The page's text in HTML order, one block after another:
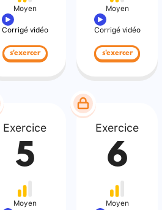
Moyen
Corrigé vidéo
s'exercer
Moyen
Corrigé vidéo
s'exercer
Exercice
5
Moyen
Exercice
6
Moyen